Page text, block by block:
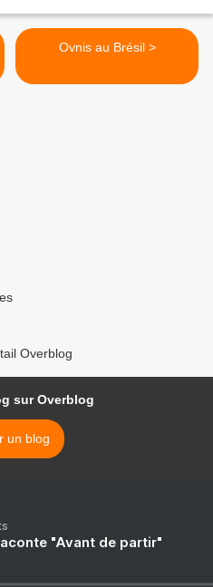
Ovnis au Brésil >
Overblog
sur Overblog
un blog
"Avant de partir"